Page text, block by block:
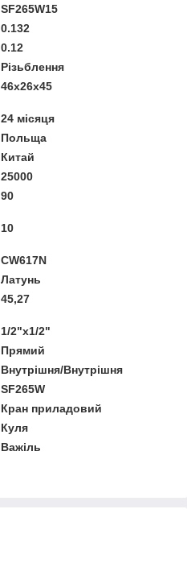
SF265W15
0.132
0.12
Різьблення
46х26х45
24 місяця
Польща
Китай
25000
90
10
CW617N
Латунь
45,27
1/2"x1/2"
Прямий
Внутрішня/Внутрішня
SF265W
Кран приладовий
Куля
Важіль